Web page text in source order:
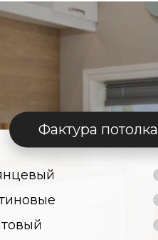
Фактура потолка